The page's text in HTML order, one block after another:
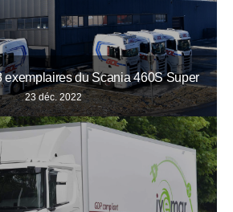
exemplaires du Scania 460S Super
23 déc. 2022